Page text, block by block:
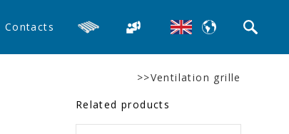
Contacts
>>Ventilation grille
Related products